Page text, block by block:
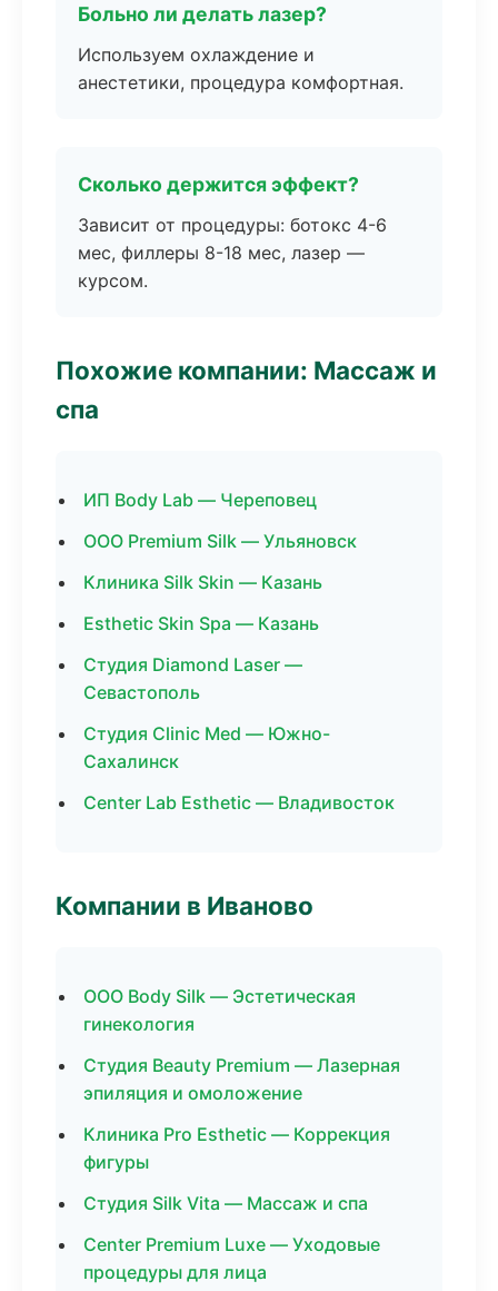
Больно ли делать лазер?
Используем охлаждение и
анестетики, процедура комфортная.
Сколько держится эффект?
Зависит от процедуры: ботокс 4-6
мес, филлеры 8-18 мес, лазер —
курсом.
Похожие компании: Массаж и
спа
ИП Body Lab — Череповец
ООО Premium Silk — Ульяновск
Клиника Silk Skin — Казань
Esthetic Skin Spa — Казань
Студия Diamond Laser —
Севастополь
Студия Clinic Med — Южно-
Сахалинск
Center Lab Esthetic — Владивосток
Компании в Иваново
ООО Body Silk — Эстетическая
гинекология
Студия Beauty Premium — Лазерная
эпиляция и омоложение
Клиника Pro Esthetic — Коррекция
фигуры
Студия Silk Vita — Массаж и спа
Center Premium Luxe — Уходовые
процедуры для лица